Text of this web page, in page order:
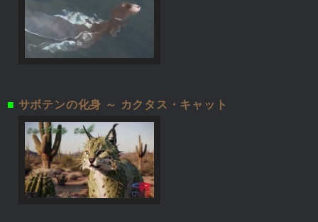
■ サボテンの化身 ～ カクタス・キャット